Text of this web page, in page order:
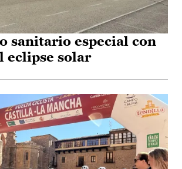
sanitario especial con
eclipse solar